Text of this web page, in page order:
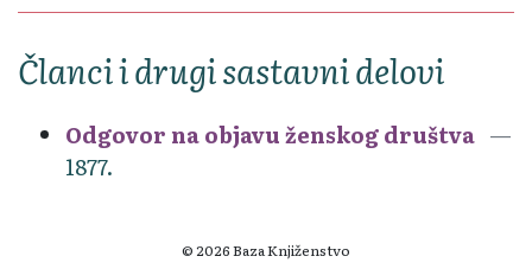
Članci i drugi sastavni delovi
Odgovor na objavu ženskog društva
1877.
© 2026 Baza Knjiženstvo